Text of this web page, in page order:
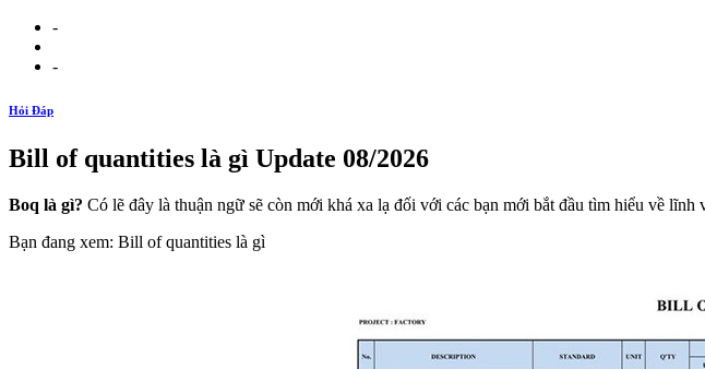
-
-
Hỏi Đáp
Bill of quantities là gì Update 08/2026
Boq là gì? Có lẽ đây là thuận ngữ sẽ còn mới khá xa lạ đối với các bạn mới bắt đầu tìm hiểu về
Bạn đang xem: Bill of quantities là gì